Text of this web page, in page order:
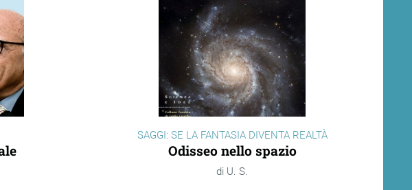
SAGGI: SE LA FANTASIA DIVENTA REALTÀ
Odisseo nello spazio
U. S.